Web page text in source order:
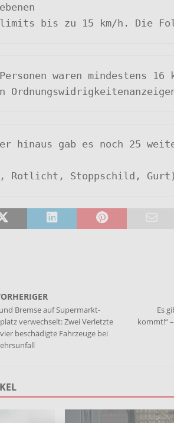
bis zu 15 km/h. Die
Rotlicht, Stoppschild,
Bremse auf Supermarkt-
verwechselt: Zwei Verletzte
beschädigte Fahrzeuge bei
Es
kommt!“